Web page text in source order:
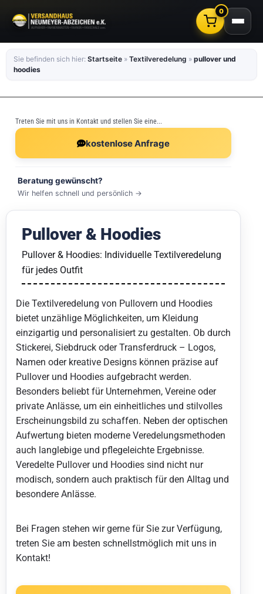
0
Sie befinden sich hier: Startseite » Textilveredelung » pullover und
hoodies
Treten Sie mit uns in Kontakt und stellen Sie eine...
kostenlose Anfrage
Beratung gewünscht?
Wir helfen schnell und persönlich →
Pullover & Hoodies
Pullover & Hoodies: Individuelle Textilveredelung
für jedes Outfit
Die Textilveredelung von Pullovern und Hoodies
bietet unzählige Möglichkeiten, um Kleidung
einzigartig und personalisiert zu gestalten. Ob durch
Stickerei, Siebdruck oder Transferdruck – Logos,
Namen oder kreative Designs können präzise auf
Pullover und Hoodies aufgebracht werden.
Besonders beliebt für Unternehmen, Vereine oder
private Anlässe, um ein einheitliches und stilvolles
Erscheinungsbild zu schaffen. Neben der optischen
Aufwertung bieten moderne Veredelungsmethoden
auch langlebige und pflegeleichte Ergebnisse.
Veredelte Pullover und Hoodies sind nicht nur
modisch, sondern auch praktisch für den Alltag und
besondere Anlässe.
Bei Fragen stehen wir gerne für Sie zur Verfügung,
treten Sie am besten schnellstmöglich mit uns in
Kontakt!